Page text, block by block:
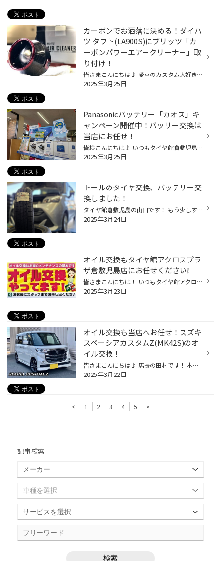
カーボンでお洒落に決める！ダイハ
ツ タフト(LA900S)にブリッツ「カ
ーボンパワーエアークリーナー」取
り付け！
皆さまこんにちは♪ 愛車のカスタム大好き、店長の田村です！ 本日は前回、マフラー交換をさせていただいた ダイハツ タフト(LA900S)のカスタム第三弾！！ ブリッツ「カーボンパワーエアークリーナー」を 取り付けしましたのでご紹介していきます♪ ☆前回のマフラー交換事例はこちらをタップ☆ ブリッ...
2025年3月25日
Panasonicバッテリー「カオス」キ
ャンペーン開催中！バッリー交換は
当店にお任せ！
皆様こんにちは♪ いつもタイヤ館倉敷児島店のWEBをご覧 いただきありがとうございます！ ただいま当店では パナソニックバッテリーキャンペーン を開催中です！ 開催期間 3月1日(土)～4月30日(水) そろそろ冬も終わり暖かくなってきますが 過酷な冬の寒さを耐えたバッテリーは 弱ってきているかもし...
2025年3月25日
トールのタイヤ交換、バッテリー交
換しました！
タイヤ館倉敷児島の山口です！ もう少しすると花見の時期になりますね 車の撮影をそろそろしたいと思ってます... 今回ダイハツ トールの タイヤ交換とバッテリー交換をしました！ タイヤは ブリヂストン ベーシックタイヤ NEWNO となります！ 詳しくは→ こちら では早速タイヤを外していきましょう...
2025年3月24日
オイル交換もタイヤ館アクロスプラ
ザ倉敷児島店にお任せください❕
皆さまこんにちは！ いつもタイヤ館アクロスプラザ倉敷児島店の WEBのご観覧ありがとうございます♪ いきなりですがオイル交換時期は過ぎていませんか？ オイル交換をするメリットとしては 1.潤滑作用～エンジンを長持ちさせる 2.冷却作用～高熱・摩擦による不具合を防ぐ 3.密封作用～本来のエネルギ...
2025年3月23日
オイル交換も当店へお任せ！スズキ
スペーシアカスタムZ(MK42S)のオ
イル交換！
皆さまこんにちは♪ 店長の田村です！ 本日はオイル交換作業のご紹介です！ いつも当店を愛用していただいている こちらのスズキ スペーシアカスタムZ(MK42S)になります！ オイル交換はお車のメンテナンスにおいて一番重要！ といえるくらい個人的には乗っていなくても 半年に一回は交換をお勧めして...
2025年3月22日
< 1 2 3 4 5 >
記事検索